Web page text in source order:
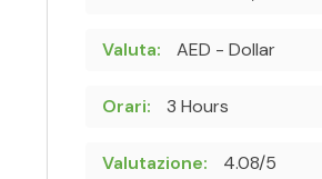
Valuta: AED - Dollar
Orari: 3 Hours
Valutazione: 4.08/5